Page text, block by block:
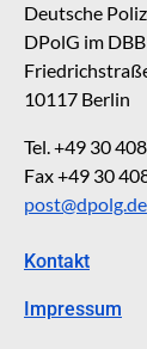
Deutsche
DPolG im DBB
10117 Berlin
Tel. +49 30
Fax +49 30
post@dpolg.de
Kontakt
Impressum